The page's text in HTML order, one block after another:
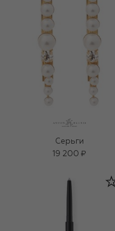
Серьги
19 200 ₽